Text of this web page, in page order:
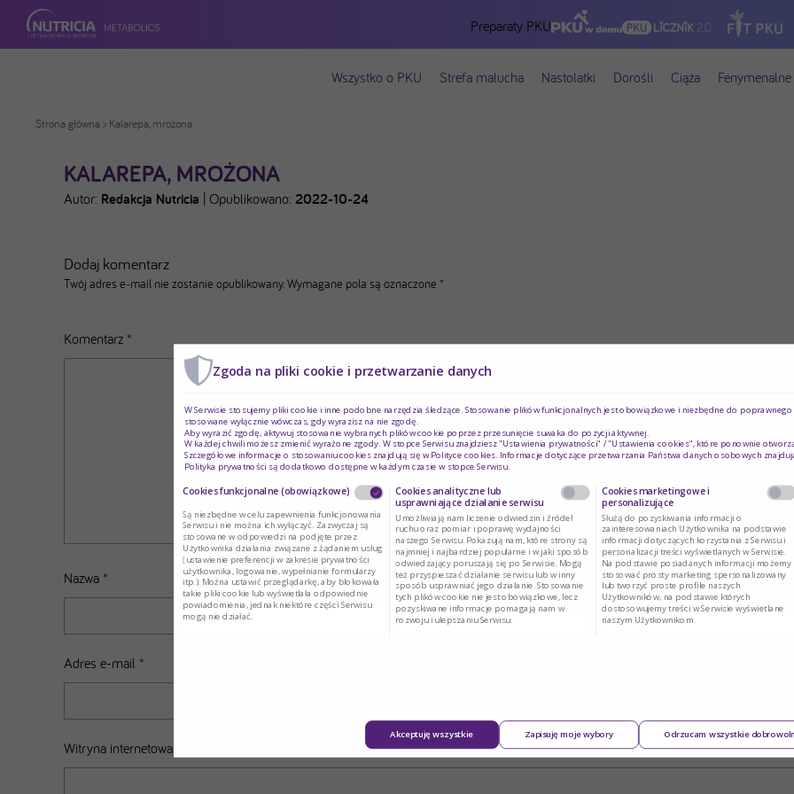
Preparaty PKU
Wszystko o PKU Strefa malucha Nastolatki Dorośli Ciąża
Strona główna > Kalarepa, mrożona
KALAREPA, MROŻONA
Autor: Redakcja Nutricia Opublikowano: 2022-10-24
Dodaj komentarz
Twój adres e-mail nie zostanie opublikowany.Wymagane pola są oznaczone *
Komentarz *
Nazwa *
Adres e-mail *
Witryna internetowa
Zgoda na pliki cookie i przetwarzanie danych
W Serwisie stosujemy pliki cookie i inne podobne narzędzia śledzące. Stosowanie plików funkcjonalnych jest obowiązkowe i niezbędne do poprawnego
stosowane wyłącznie wówczas, gdy wyrazisz na nie zgodę.
Aby wyrazić zgodę, aktywuj stosowanie wybranych plików cookie poprzez przesunięcie suwaka do pozycji aktywnej.
W każdej chwili możesz zmienić wyrażone zgody. W stopce Serwisu znajdziesz "Ustawienia prywatności" / "Ustawienia cookies", które ponownie
Szczegółowe informacje o stosowaniu cookies znajdują się wPolityce cookies. Informacje dotyczące przetwarzania Państwa danych osobowych
Polityka prywatności są dodatkowo dostępne w każdym czasie w stopce Serwisu.
Cookies funkcjonalne (obowiązkowe)
Są niezbędne w celu zapewnienia funkcjonowania
Serwisu i nie można ich wyłączyć. Zazwyczaj są
stosowane w odpowiedzi na podjęte przez
Użytkownika działania związane z żądaniem usług
(ustawienie preferencji w zakresie prywatności
użytkownika, logowanie, wypełnianie formularzy
itp.). Można ustawić przeglądarkę, aby blokowała
takie pliki cookie lub wyświetlała odpowiednie
powiadomienia, jednak niektóre części Serwisu
mogą nie działać.
Cookies analityczne lub
usprawniające działanie serwisu
Umożliwiają nam liczenie odwiedzin i źródeł
ruchu oraz pomiar i poprawę wydajności
naszego Serwisu. Pokazują nam, które strony są
najmniej i najbardziej popularne i w jaki sposób
odwiedzający poruszają się po Serwisie. Mogą
też przyspieszać działanie serwisu lub w inny
sposób usprawniać jego działanie. Stosowanie
tych plików cookie nie jest obowiązkowe, lecz
pozyskiwane informacje pomagają nam w
rozwoju i ulepszaniu Serwisu.
Cookies marketingowe i
personalizujące
Służą do pozyskiwania informacji o
zainteresowaniach Użytkownika na podstawie
informacji dotyczących korzystania z Serwisu i
personalizacji treści wyświetlanych w Serwisie.
Na podstawie posiadanych informacji możemy
stosować prosty marketing spersonalizowany
lub tworzyć proste profile naszych
Użytkowników, na podstawie których
dostosowujemy treści w Serwisie wyświetlane
naszym Użytkownikom.
Akceptuję wszystkie Zapisuję moje wybory Odrzucam wszystkie